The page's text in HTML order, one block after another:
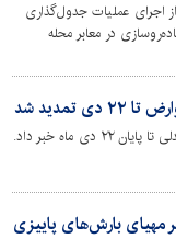
کرج، از اجرای عملیات جدول‌گذاری
در معابر محله
شد
دی ماه خبر داد.
بارش‌های پاییزی